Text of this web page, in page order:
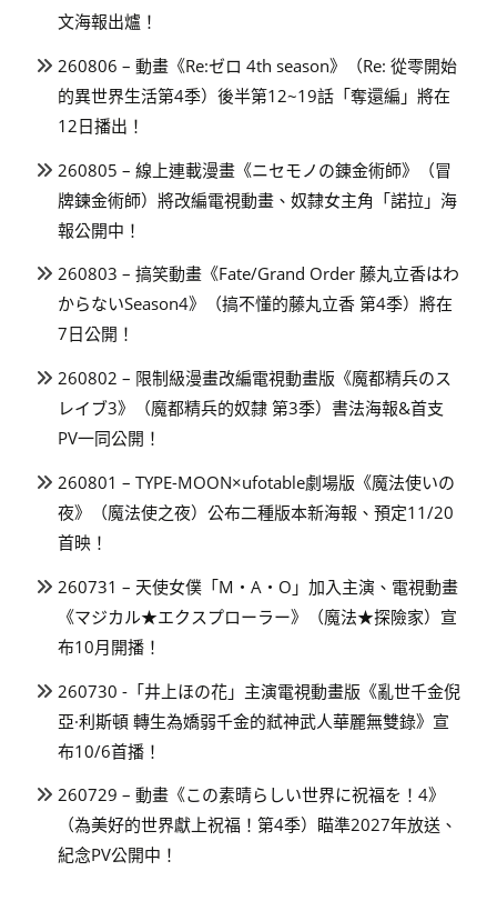
文海報出爐！
260806 – 動畫《Re:ゼロ 4th season》（Re: 從零開始
的異世界生活第4季）後半第12~19話「奪還編」將在
12日播出！
260805 – 線上連載漫畫《ニセモノの錬金術師》（冒
牌鍊金術師）將改編電視動畫、奴隸女主角「諾拉」海
報公開中！
260803 – 搞笑動畫《Fate/Grand Order 藤丸立香はわ
からないSeason4》（搞不懂的藤丸立香 第4季）將在
7日公開！
260802 – 限制級漫畫改編電視動畫版《魔都精兵のス
レイブ3》（魔都精兵的奴隸 第3季）書法海報&首支
PV一同公開！
260801 – TYPE-MOON×ufotable劇場版《魔法使いの
夜》（魔法使之夜）公布二種版本新海報、預定11/20
首映！
260731 – 天使女僕「M・A・O」加入主演、電視動畫
《マジカル★エクスプローラー》（魔法★探險家）宣
布10月開播！
260730 -「井上ほの花」主演電視動畫版《亂世千金倪
亞·利斯頓 轉生為嬌弱千金的弒神武人華麗無雙錄》宣
布10/6首播！
260729 – 動畫《この素晴らしい世界に祝福を！4》
（為美好的世界獻上祝福！第4季）瞄準2027年放送、
紀念PV公開中！